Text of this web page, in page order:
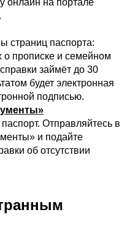
страниц паспорта:
о прописке и семейном
займёт до 30
будет электронная
подписью.
Отправляйтесь в
и подайте
об отсутствии